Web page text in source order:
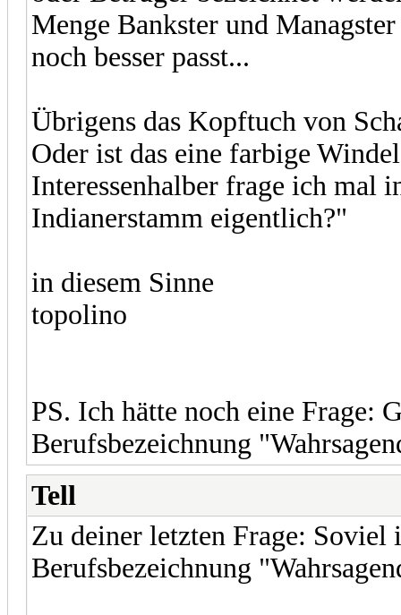
Menge Bankster und
noch besser passt...
Übrigens das Kopftuch von
Oder ist das eine farbige
Interessenhalber frage ich mal
Indianerstamm eigentlich?"
in diesem Sinne
topolino
PS. Ich hätte noch eine Frage:
Berufsbezeichnung
Tell
Zu deiner letzten Frage: Soviel
Berufsbezeichnung